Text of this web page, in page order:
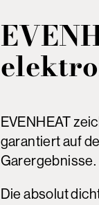
EVENHEAT
garantiert auf
Garergebnisse.
Die absolut